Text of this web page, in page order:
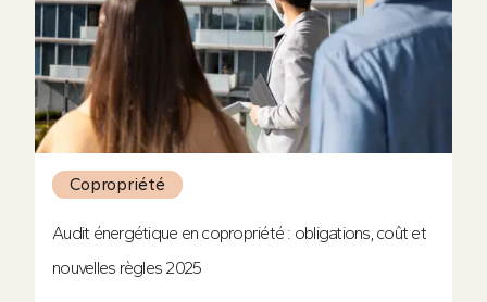
Copropriété
Audit énergétique en copropriété : obligations, coût et
nouvelles règles 2025